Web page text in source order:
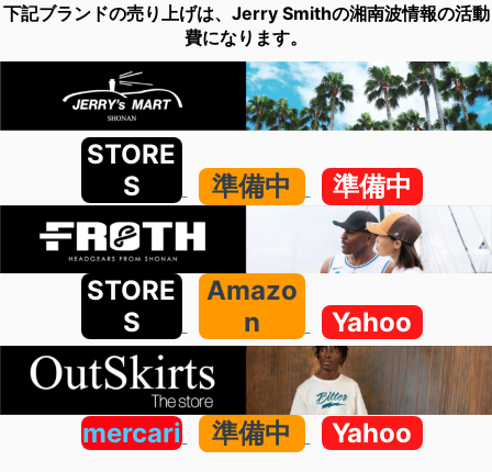
下記ブランドの売り上げは、Jerry Smithの湘南波情報の活動
費になります。
STORE
S
準備中 準備中
STORE
S
Amazo
n
Yahoo
mercari 準備中 Yahoo